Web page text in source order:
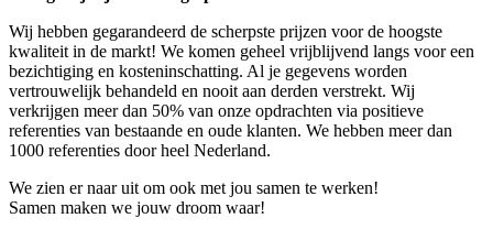
Wij hebben gegarandeerd de scherpste prijzen voor de hoogste
kwaliteit in de markt! We komen geheel vrijblijvend langs voor een
bezichtiging en kosteninschatting. Al je gegevens worden
vertrouwelijk behandeld en nooit aan derden verstrekt. Wij
verkrijgen meer dan 50% van onze opdrachten via positieve
referenties van bestaande en oude klanten. We hebben meer dan
1000 referenties door heel Nederland.
We zien er naar uit om ook met jou samen te werken!
Samen maken we jouw droom waar!